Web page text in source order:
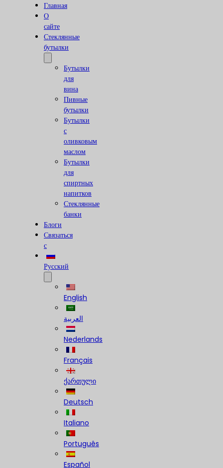
Главная
О
сайте
Стеклянные
бутылки
Бутылки
для
вина
Пивные
бутылки
Бутылки
с
оливковым
маслом
Бутылки
для
спиртных
напитков
Стеклянные
банки
Блоги
Связаться
с
Русский
English
العربية
Nederlands
Français
ქართული
Deutsch
Italiano
Português
Español